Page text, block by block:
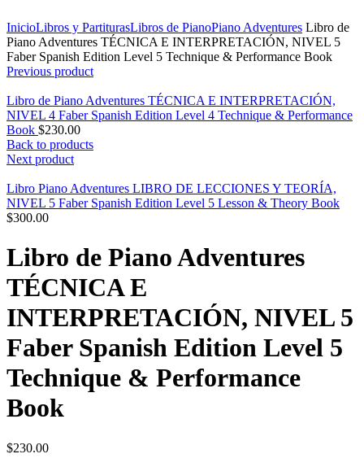
InicioLibros y PartiturasLibros de PianoPiano Adventures Libro de
Piano Adventures TÉCNICA E INTERPRETACIÓN, NIVEL 5
Faber Spanish Edition Level 5 Technique & Performance Book
Previous product
Libro de Piano Adventures TÉCNICA E INTERPRETACIÓN,
NIVEL 4 Faber Spanish Edition Level 4 Technique & Performance
Book $230.00
Back to products
Next product
Libro Piano Adventures LIBRO DE LECCIONES Y TEORÍA,
NIVEL 5 Faber Spanish Edition Level 5 Lesson & Theory Book
$300.00
Libro de Piano Adventures
TÉCNICA E
INTERPRETACIÓN, NIVEL 5
Faber Spanish Edition Level 5
Technique & Performance
Book
$230.00